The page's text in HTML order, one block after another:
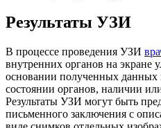
Результаты УЗИ
В процессе проведения УЗИ
внутренних органов на экране
основании полученных данных
состоянии органов, наличии
Результаты УЗИ могут быть
письменного заключения с